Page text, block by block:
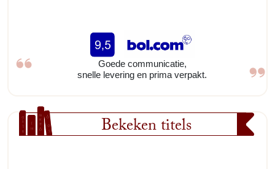
Goede communicatie,
snelle levering en prima verpakt.
Bekeken titels